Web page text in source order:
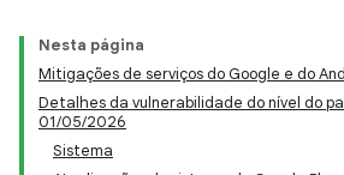
Nesta página
Mitigações de serviços do Google e do
Detalhes da vulnerabilidade do nível do
01/05/2026
Sistema